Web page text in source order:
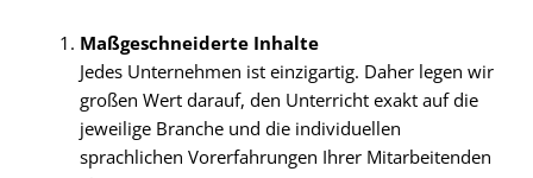
Maßgeschneiderte Inhalte
Jedes Unternehmen ist einzigartig. Daher legen wir
großen Wert darauf, den Unterricht exakt auf die
jeweilige Branche und die individuellen
sprachlichen Vorerfahrungen Ihrer Mitarbeitenden